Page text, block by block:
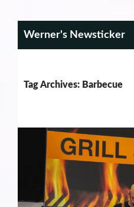
Werner's Newsticker
Tag Archives: Barbecue